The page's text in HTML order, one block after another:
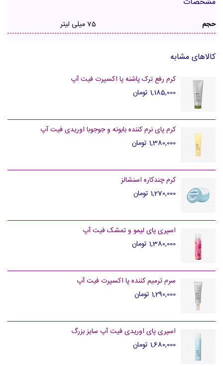
حجم 75 میلی لیتر
کالاهای مشابه
کرم رفع ترک پاشنه پا اکسپرت فیت آپ
1,185,000 تومان
کرم پای نرم کننده بابونه و جوجوبا اوریدی فیت آپ
1,380,000 تومان
کرم چندکاره اسنشالز
1,270,000 تومان
اسپری پای لیمو و تمشک فیت آپ
1,380,000 تومان
سرم ترمیم کننده پا اکسپرت فیت آپ
1,290,000 تومان
اسپری پای اوریدی فیت آپ سایز بزرگ
1,680,000 تومان